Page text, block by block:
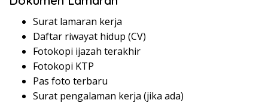
Surat lamaran kerja
Daftar riwayat hidup (CV)
Fotokopi ijazah terakhir
Fotokopi KTP
Pas foto terbaru
Surat pengalaman kerja (jika ada)